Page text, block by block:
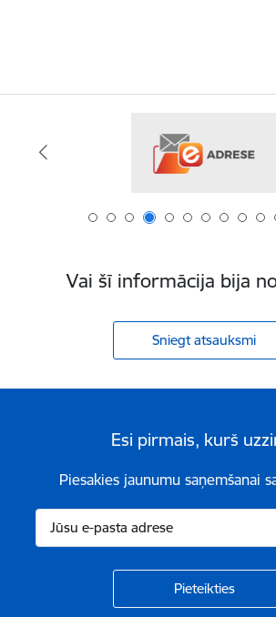
Vai šī informācija bija
Sniegt atsauksmi
Esi pirmais, kurš
Piesakies jaunumu saņemšanai